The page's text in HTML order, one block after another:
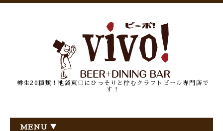
樽生20種類！池袋東口にひっそりと佇むクラフトビール専門店で
す！
MENU ▼